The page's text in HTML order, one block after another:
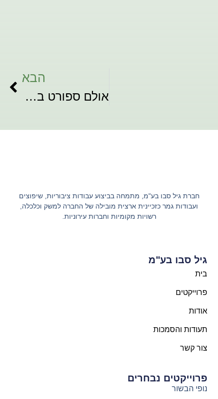
הבא
אולם ספורט ביה"ס בבלי, תל אביב
חברת גיל סבו בע"מ, מתמחה בביצוע עבודות ציבוריות, שיפוצים
ועבודות גמר כזכיינית ארצית מובילה של החברה למשק וכלכלה,
רשויות מקומיות וחברות עירוניות.
פרוייקטים נבחרים
נופי הבשור
גיל סבו בע"מ
בית
פרוייקטים
אודות
תעודות והסמכות
צור קשר